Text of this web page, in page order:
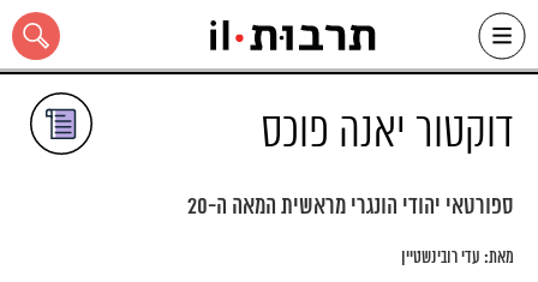
Skip
content
כל האתר
דוקטור יאנה פוכס
ספורטאי יהודי הונגרי מראשית המאה ה-20
מאת: עדי רובינשטיין